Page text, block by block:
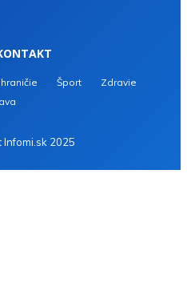
Šport
Zdravie
2025